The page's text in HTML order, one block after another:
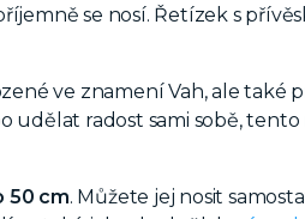
se nosí. Řetízek s
ve znamení Vah, ale také
udělat radost sami sobě,
50 cm. Můžete jej nosit